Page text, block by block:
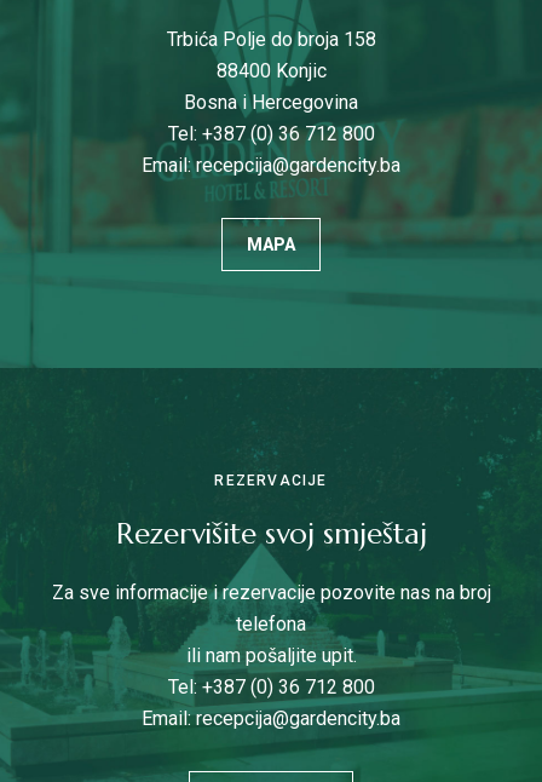
Trbića Polje do broja 158
88400 Konjic
Bosna i Hercegovina
Tel: +387 (0) 36 712 800
Email:recepcija@gardencity.ba
MAPA
REZERVACIJE
Rezervišite svoj smještaj
Za sve informacije i rezervacije pozovite nas na broj
telefona
ili nam pošaljite upit.
Tel: +387 (0) 36 712 800
Email:recepcija@gardencity.ba